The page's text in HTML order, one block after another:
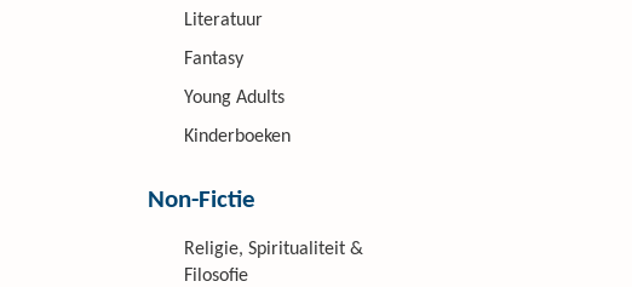
Literatuur
Fantasy
Young Adults
Kinderboeken
Non-Fictie
Religie, Spiritualiteit &
Filosofie